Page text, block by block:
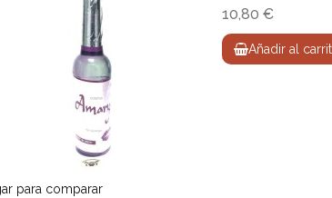
para comparar
10,80 €
Añadir al